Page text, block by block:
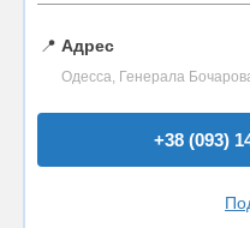
📍 Адрес
Одесса, Генерала
+38 (093)